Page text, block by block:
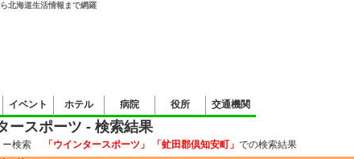
北海道生活情報まで網羅
イベント ホテル 病院 役所 交通機関
ースポーツ - 検索結果
ー検索 「ウインタースポーツ」 「虻田郡倶知安町」 での検索結果